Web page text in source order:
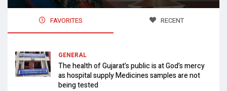
FAVORITES RECENT
GENERAL
The health of Gujarat’s public is at God’s mercy
as hospital supply Medicines samples are not
being tested